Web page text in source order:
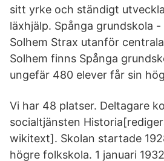
sitt yrke och ständigt
läxhjälp. Spånga grundskola
Solhem Strax utanför
Solhem finns Spånga
ungefär 480 elever får sin
Vi har 48 platser. Deltagare
socialtjänsten
wikitext]. Skolan startade
högre folkskola. 1 januari